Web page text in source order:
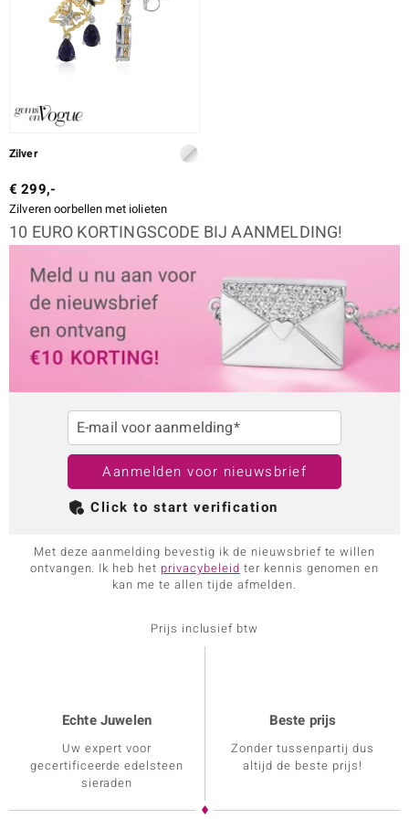
Zilver
€ 299,-
Zilveren oorbellen met iolieten
10 EURO KORTINGSCODE BIJ AANMELDING!
E-mail voor aanmelding*
Aanmelden voor nieuwsbrief
Click to start verification
Met deze aanmelding bevestig ik de nieuwsbrief te willen
ontvangen. Ik heb het privacybeleid ter kennis genomen en
kan me te allen tijde afmelden.
Prijs inclusief btw
Echte Juwelen
Uw expert voor
gecertificeerde edelsteen
sieraden
Beste prijs
Zonder tussenpartij dus
altijd de beste prijs!